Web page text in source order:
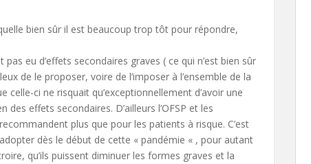
bien sûr il est beaucoup trop tôt pour répondre,
pas eu d’effets secondaires graves ( ce qui n’est bien sûr
de le proposer, voire de l’imposer à l’ensemble de la
ci ne risquait qu’exceptionnellement d’avoir une
effets secondaires. D’ailleurs l’OFSP et les
plus que pour les patients à risque. C’est
dès le début de cette « pandémie « , pour autant
qu’ils puissent diminuer les formes graves et la